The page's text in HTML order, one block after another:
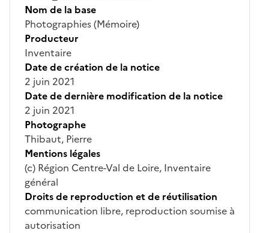
Nom de la base
Photographies (Mémoire)
Producteur
Inventaire
Date de création de la notice
2 juin 2021
Date de dernière modification de la notice
2 juin 2021
Photographe
Thibaut, Pierre
Mentions légales
(c) Région Centre-Val de Loire, Inventaire
général
Droits de reproduction et de réutilisation
communication libre, reproduction soumise à
autorisation